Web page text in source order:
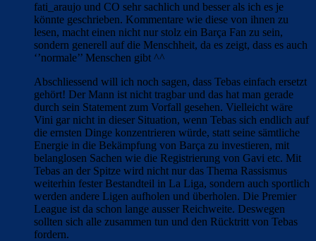
fati_araujo und CO sehr sachlich und besser als ich es je
könnte geschrieben. Kommentare wie diese von ihnen zu
lesen, macht einen nicht nur stolz ein Barça Fan zu sein,
sondern generell auf die Menschheit, da es zeigt, dass es auch
‘’normale’’ Menschen gibt ^^
Abschliessend will ich noch sagen, dass Tebas einfach ersetzt
gehört! Der Mann ist nicht tragbar und das hat man gerade
durch sein Statement zum Vorfall gesehen. Vielleicht wäre
Vini gar nicht in dieser Situation, wenn Tebas sich endlich auf
die ernsten Dinge konzentrieren würde, statt seine sämtliche
Energie in die Bekämpfung von Barça zu investieren, mit
belanglosen Sachen wie die Registrierung von Gavi etc. Mit
Tebas an der Spitze wird nicht nur das Thema Rassismus
weiterhin fester Bestandteil in La Liga, sondern auch sportlich
werden andere Ligen aufholen und überholen. Die Premier
League ist da schon lange ausser Reichweite. Deswegen
sollten sich alle zusammen tun und den Rücktritt von Tebas
fordern.